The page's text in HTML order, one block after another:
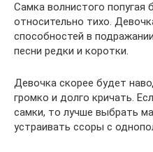
Самка волнистого попугая
относительно тихо.
способностей в
песни редки и коротки.
Девочка скорее будет
громко и долго кричать.
самки, то лучше выбрать
устраивать ссоры с